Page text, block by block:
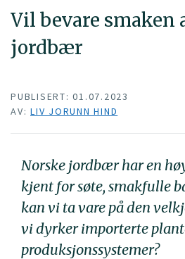
Vil bevare smaken
jordbær
PUBLISERT: 01.07.2023
AV: LIV JORUNN HIND
Norske jordbær har en
kjent for søte, smakfulle
kan vi ta vare på den
vi dyrker importerte
produksjonssystemer?